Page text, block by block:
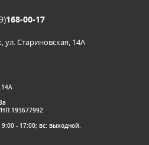
168-00-17
ул. Стариновская, 14А
193677992
- 17:00; вс: выходной.